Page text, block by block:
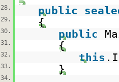
28.
public
29. {
30. public
31. {
32. this
33. }
34.